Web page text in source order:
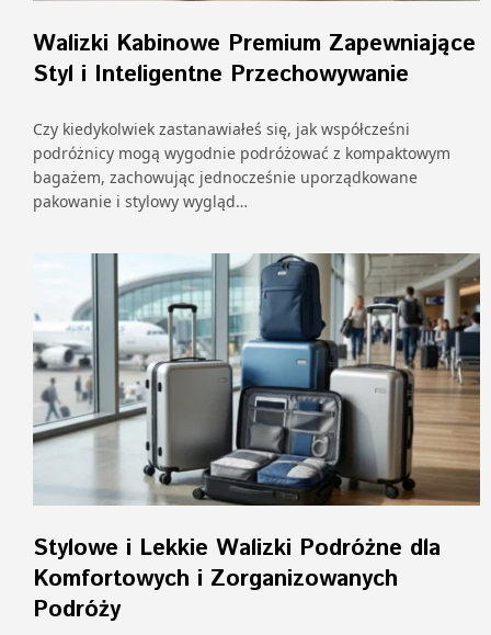
Walizki Kabinowe Premium Zapewniające
Styl i Inteligentne Przechowywanie
Czy kiedykolwiek zastanawiałeś się, jak współcześni
podróżnicy mogą wygodnie podróżować z kompaktowym
bagażem, zachowując jednocześnie uporządkowane
pakowanie i stylowy wygląd…
Stylowe i Lekkie Walizki Podróżne dla
Komfortowych i Zorganizowanych
Podróży